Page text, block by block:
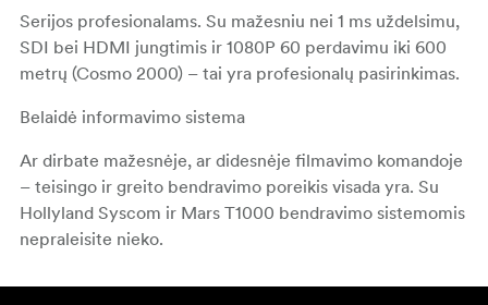
Serijos profesionalams. Su mažesniu nei 1 ms uždelsimu,
SDI bei HDMI jungtimis ir 1080P 60 perdavimu iki 600
metrų (Cosmo 2000) – tai yra profesionalų pasirinkimas.
Belaidė informavimo sistema
Ar dirbate mažesnėje, ar didesnėje filmavimo komandoje
– teisingo ir greito bendravimo poreikis visada yra. Su
Hollyland Syscom ir Mars T1000 bendravimo sistemomis
nepraleisite nieko.